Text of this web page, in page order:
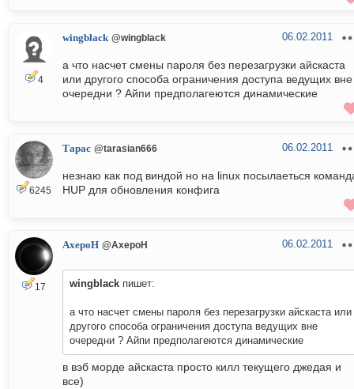
4
wingblack @wingblack 06.02.2011
а что насчет смены пароля без перезагрузки айскаста
или другого способа ограничения доступа ведущих вне
очередни ? Айпи предполагеются динамические
6245
Тарас @tarasian666 06.02.2011
незнаю как под виндой но на linux посылаеться
HUP для обновления конфига
17
AxepoH @AxepoH 06.02.2011
wingblack пишет:
а что насчет смены пароля без перезагрузки айскаста или
другого способа ограничения доступа ведущих вне
очередни ? Айпи предполагеются динамические
в вэб морде айскаста просто килл текущего джедая и
все)